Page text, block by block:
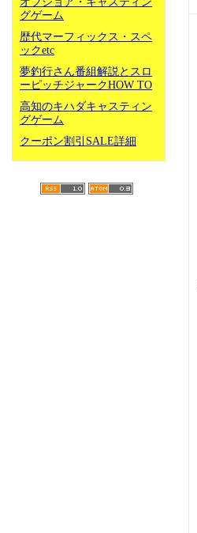
グゲーム
歴代マーフィックス・スペ
ックetc
夢釣行さん番組解説とスロ
ーピッチジャークHOW TO
高知のキハダキャスティン
グゲーム
クーポン割引SALE詳細